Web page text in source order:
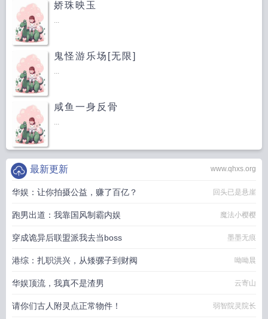
娇珠映玉
...
鬼怪游乐场[无限]
...
咸鱼一身反骨
...
www.qhxs.org
最新更新
华娱：让你拍摄公益，赚了百亿？ 回头已是悬崖
跑男出道：我靠国风制霸内娱 魔法小樱樱
穿成诡异后联盟派我去当boss 墨墨无痕
港综：扎职洪兴，从矮骡子到财阀 呦呦晨
华娱顶流，我真不是渣男 云寄山
请你们古人附灵点正常物件！ 弱智院灵院长